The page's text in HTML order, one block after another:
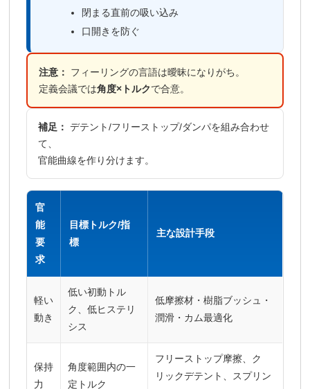
閉まる直前の吸い込み
口開きを防ぐ
注意：
フィーリングの言語は曖昧になりがち。
定義会議では角度×トルクで合意。
補足： デテント/フリーストップ/ダンパを組み合わせ
て、
官能曲線を作り分けます。
官
能
要
求
目標トルク/指
標
主な設計手段
軽い
動き
低い初動トル
ク、低ヒステリ
シス
低摩擦材・樹脂ブッシュ・
潤滑・カム最適化
保持
力
角度範囲内の一
定トルク
フリーストップ摩擦、ク
リックデテント、スプリン